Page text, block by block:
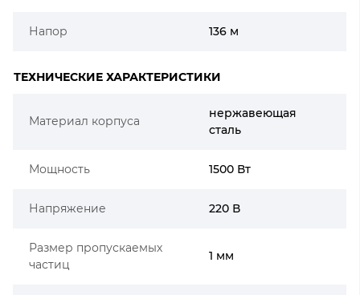
Напор 136 м
ТЕХНИЧЕСКИЕ ХАРАКТЕРИСТИКИ
Материал корпуса
нержавеющая
сталь
Мощность 1500 Вт
Напряжение 220 В
Размер пропускаемых
частиц
1 мм